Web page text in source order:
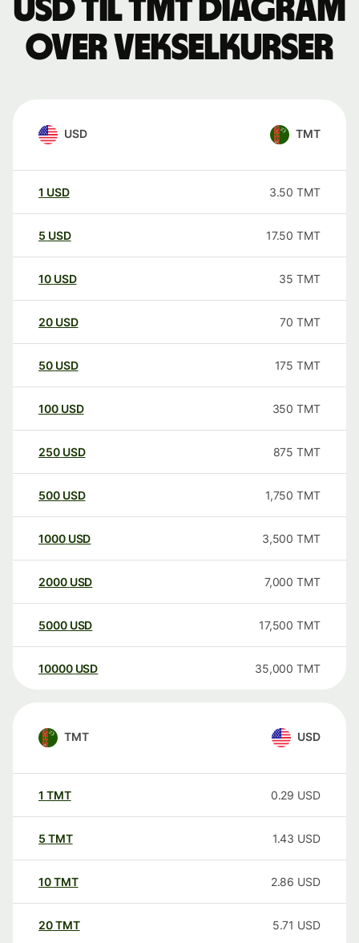
USD til TMT Diagram
over vekselkurser
USD TMT
1 USD 3.50 TMT
5 USD 17.50 TMT
10 USD 35 TMT
20 USD 70 TMT
50 USD 175 TMT
100 USD 350 TMT
250 USD 875 TMT
500 USD 1,750 TMT
1000 USD 3,500 TMT
2000 USD 7,000 TMT
5000 USD 17,500 TMT
10000 USD 35,000 TMT
TMT USD
1 TMT 0.29 USD
5 TMT 1.43 USD
10TMT 2.86 USD
20TMT 5.71 USD